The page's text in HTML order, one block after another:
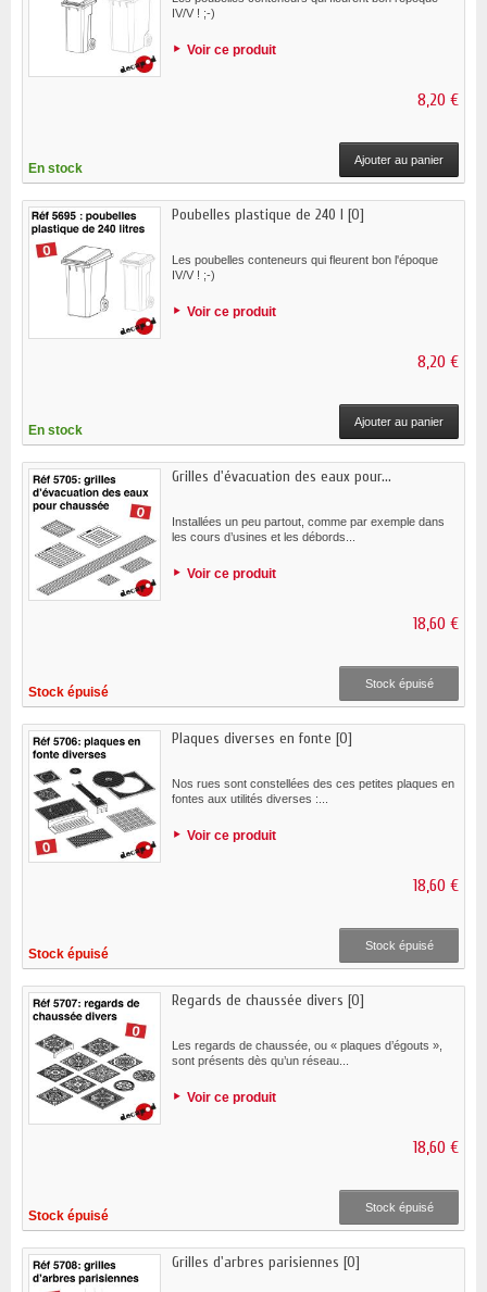
IV/V ! ;-)
Voir ce produit
8,20 €
En stock
Ajouter au panier
Poubelles plastique de 240 l [O]
Les poubelles conteneurs qui fleurent bon l'époque
IV/V ! ;-)
Voir ce produit
8,20 €
En stock
Ajouter au panier
Grilles d'évacuation des eaux pour...
Installées un peu partout, comme par exemple dans
les cours d’usines et les débords...
Voir ce produit
18,60 €
Stock épuisé
Stock épuisé
Plaques diverses en fonte [O]
Nos rues sont constellées des ces petites plaques en
fontes aux utilités diverses :...
Voir ce produit
18,60 €
Stock épuisé
Stock épuisé
Regards de chaussée divers [O]
Les regards de chaussée, ou « plaques d’égouts »,
sont présents dès qu’un réseau...
Voir ce produit
18,60 €
Stock épuisé
Stock épuisé
Grilles d'arbres parisiennes [O]